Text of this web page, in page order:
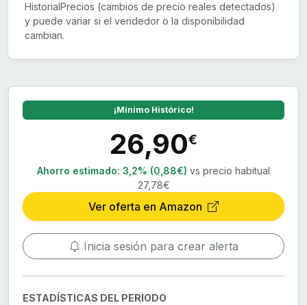
HistorialPrecios (cambios de precio reales detectados)
y puede variar si el vendedor o la disponibilidad
cambian.
¡Mínimo Histórico!
26,90€
Ahorro estimado: 3,2% (0,88€) vs precio habitual
27,78€
Ver oferta en Amazon
Inicia sesión para crear alerta
ESTADÍSTICAS DEL PERIODO